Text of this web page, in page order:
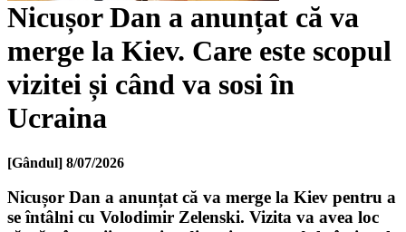
Nicușor Dan a anunțat că va
merge la Kiev. Care este scopul
vizitei și când va sosi în
Ucraina
[Gândul] 8/07/2026
Nicușor Dan a anunțat că va merge la Kiev pentru a
se întâlni cu Volodimir Zelenski. Vizita va avea loc